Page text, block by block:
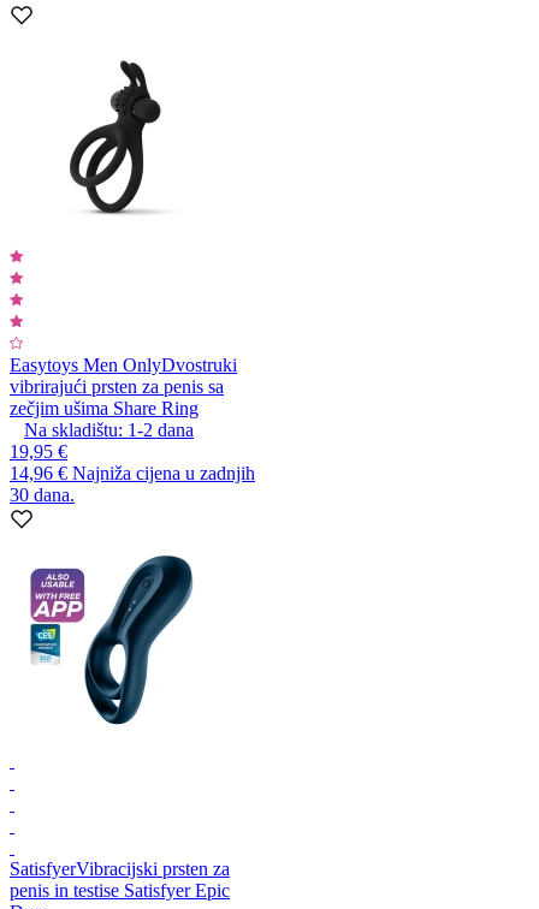
Easytoys Men OnlyDvostruki
vibrirajući prsten za penis sa
zečjim ušima Share Ring
Na skladištu: 1-2 dana
19,95 €
14,96 € Najniža cijena u zadnjih
30 dana.
SatisfyerVibracijski prsten za
penis in testise Satisfyer Epic